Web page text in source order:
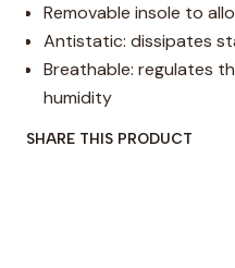
Removable insole to
Antistatic: dissipates
Breathable: regulates
humidity
SHARE THIS PRODUCT